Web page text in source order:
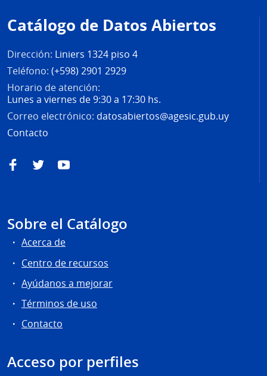
de
página
Catálogo de Datos Abiertos
Dirección: Liniers 1324 piso 4
Teléfono: (+598) 2901 2929
Horario de atención:
Lunes a viernes de 9:30 a 17:30 hs.
Correo electrónico: datosabiertos@agesic.gub.uy
Contacto
FacebookTwitterYouTube
Sobre el Catálogo
Acerca de
Centro de recursos
Ayúdanos a mejorar
Términos de uso
Contacto
Acceso por perfiles